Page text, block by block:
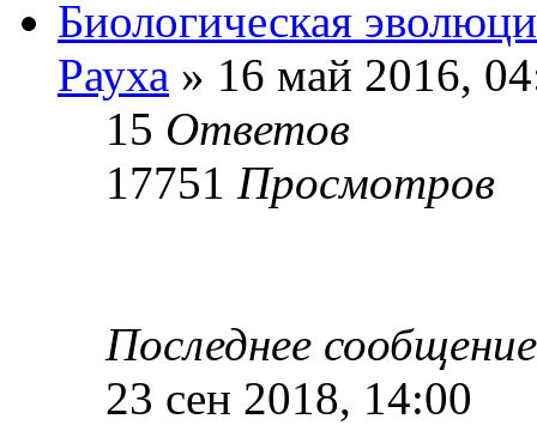
Биологическая
Рауха » 16 май 2016,
15 Ответов
17751 Просмотров
Последнее
23 сен 2018, 14:00